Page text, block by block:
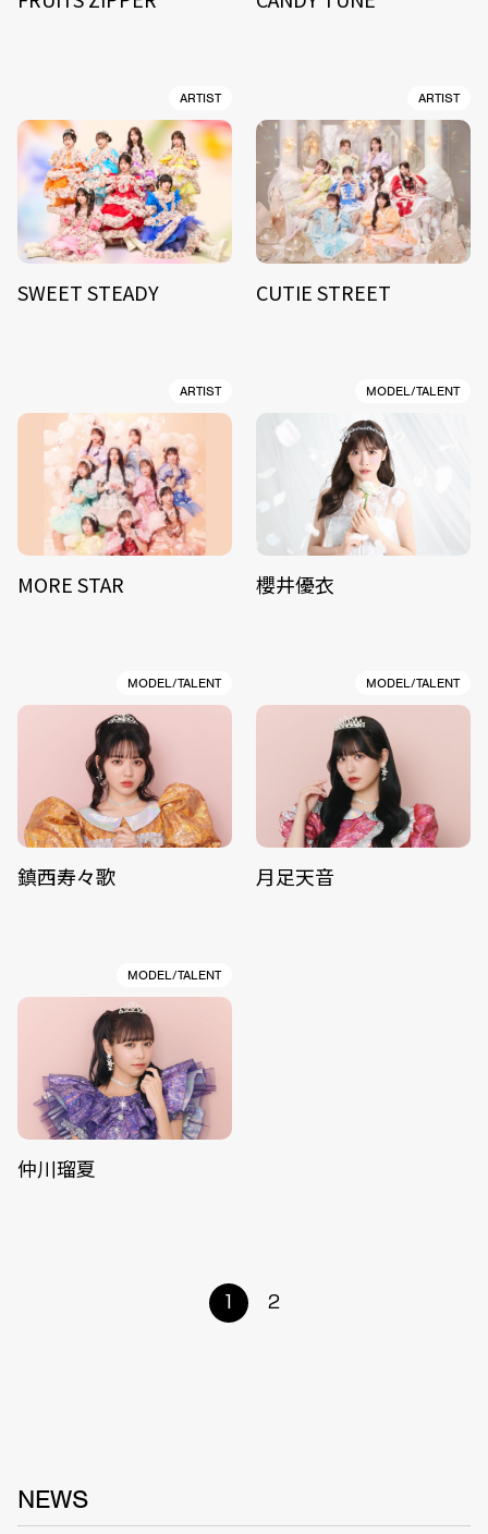
ARTIST
SWEET STEADY
ARTIST
CUTIE STREET
ARTIST
MORE STAR
MODEL/TALENT
櫻井優衣
MODEL/TALENT
鎮西寿々歌
MODEL/TALENT
月足天音
MODEL/TALENT
仲川瑠夏
1 2
NEWS